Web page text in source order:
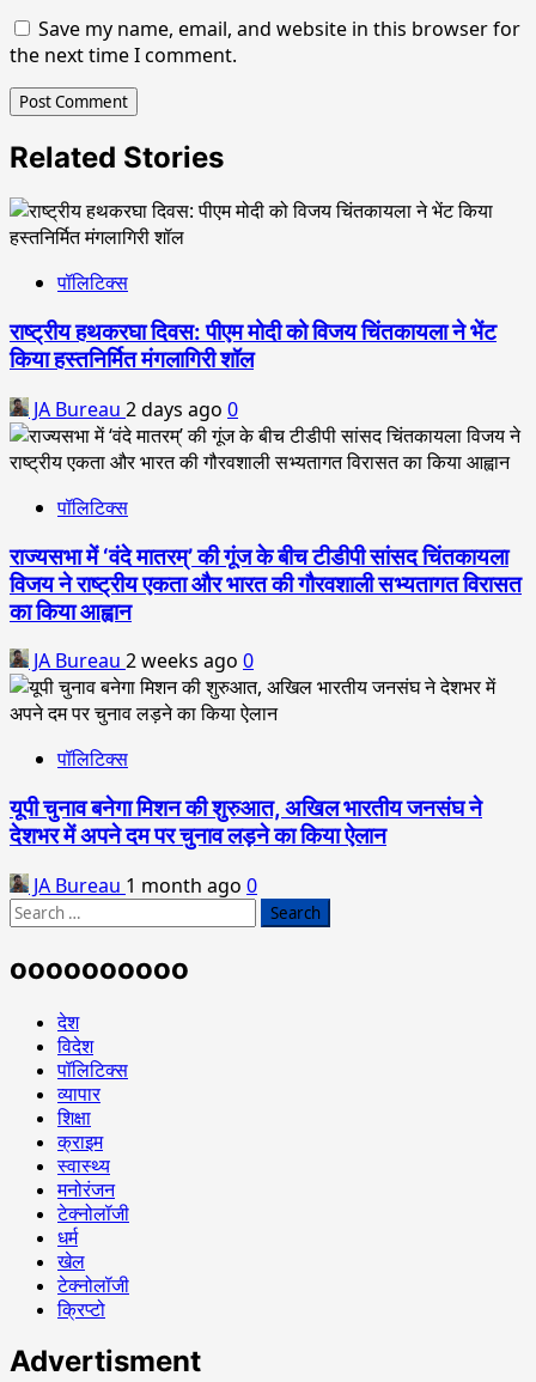
Save my name, email, and website in this browser for
the next time I comment.
Related Stories
पॉलिटिक्स
राष्ट्रीय हथकरघा दिवस: पीएम मोदी को विजय चिंतकायला ने भेंट
किया हस्तनिर्मित मंगलागिरी शॉल
JA Bureau 2 days ago 0
पॉलिटिक्स
राज्यसभा में ‘वंदे मातरम्’ की गूंज के बीच टीडीपी सांसद चिंतकायला
विजय ने राष्ट्रीय एकता और भारत की गौरवशाली सभ्यतागत विरासत
का किया आह्वान
JA Bureau 2 weeks ago 0
पॉलिटिक्स
यूपी चुनाव बनेगा मिशन की शुरुआत, अखिल भारतीय जनसंघ ने
देशभर में अपने दम पर चुनाव लड़ने का किया ऐलान
JA Bureau 1 month ago 0
Search
oooooooooo
देश
विदेश
पॉलिटिक्स
व्यापार
शिक्षा
क्राइम
स्वास्थ्य
मनोरंजन
टेक्नोलॉजी
धर्म
खेल
टेक्नोलॉजी
क्रिप्टो
Advertisment